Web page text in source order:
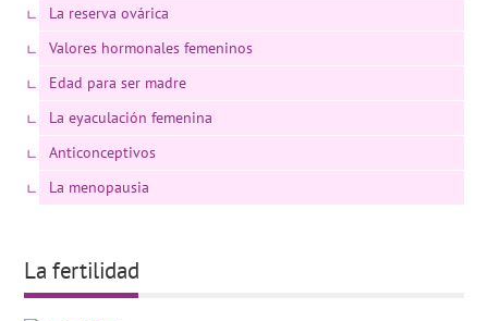
La reserva ovárica
Valores hormonales femeninos
Edad para ser madre
La eyaculación femenina
Anticonceptivos
La menopausia
La fertilidad